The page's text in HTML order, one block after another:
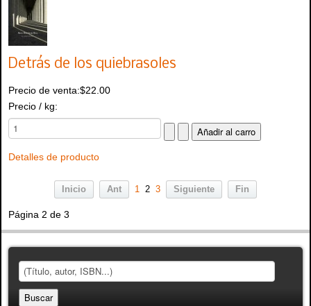
Detrás de los quiebrasoles
Precio de venta:$22.00
Precio / kg:
Detalles de producto
Inicio Ant 1 2 3 Siguiente Fin
Página 2 de 3